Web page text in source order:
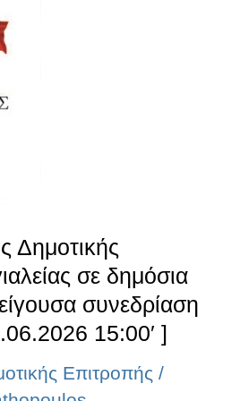
Δημοτικής
σε δημόσια
συνεδρίαση
15:00′ ]
Επιτροπής /